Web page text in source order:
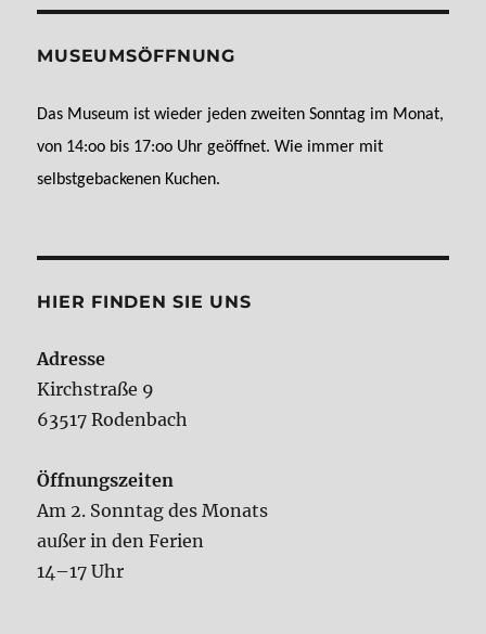
MUSEUMSÖFFNUNG
Das Museum ist wieder jeden zweiten Sonntag im Monat,
von 14:oo bis 17:oo Uhr geöffnet. Wie immer mit
selbstgebackenen Kuchen.
HIER FINDEN SIE UNS
Adresse
Kirchstraße 9
63517 Rodenbach
Öffnungszeiten
Am 2. Sonntag des Monats
außer in den Ferien
14–17 Uhr